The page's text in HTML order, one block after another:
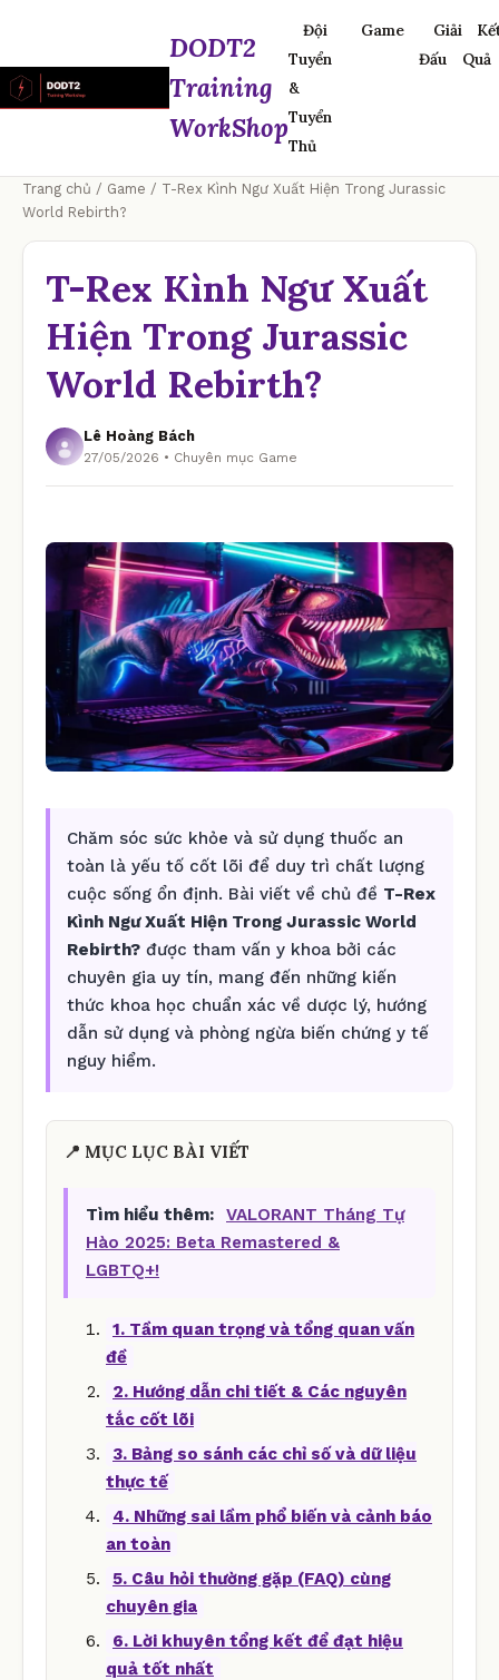
DODT2
Training
WorkShop
Đội
Tuyển
&
Tuyển
Thủ
Game
Giải
Đấu
Quả
Trang chủ / Game / T-Rex Kình Ngư Xuất Hiện Trong Jurassic
World Rebirth?
T-Rex Kình Ngư Xuất
Hiện Trong Jurassic
World Rebirth?
Lê Hoàng Bách
27/05/2026 • Chuyên mục Game
Chăm sóc sức khỏe và sử dụng thuốc an
toàn là yếu tố cốt lõi để duy trì chất lượng
cuộc sống ổn định. Bài viết về chủ đề T-Rex
Kình Ngư Xuất Hiện Trong Jurassic World
Rebirth? được tham vấn y khoa bởi các
chuyên gia uy tín, mang đến những kiến
thức khoa học chuẩn xác về dược lý, hướng
dẫn sử dụng và phòng ngừa biến chứng y tế
nguy hiểm.
📍 MỤC LỤC BÀI VIẾT
Tìm hiểu thêm:
VALORANT Tháng Tự
Hào 2025: Beta Remastered &
LGBTQ+!
1. Tầm quan trọng và tổng quan vấn
đề
2. Hướng dẫn chi tiết & Các nguyên
tắc cốt lõi
3. Bảng so sánh các chỉ số và dữ liệu
thực tế
4. Những sai lầm phổ biến và cảnh báo
an toàn
5. Câu hỏi thường gặp (FAQ) cùng
chuyên gia
6. Lời khuyên tổng kết để đạt hiệu
quả tốt nhất